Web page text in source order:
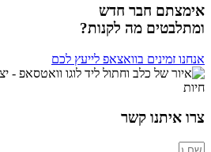
אימצתם חבר חדש
ומתלבטים מה לקנות?
אנחנו זמינים בוואצאפ לייעץ לכם
צרו איתנו קשר